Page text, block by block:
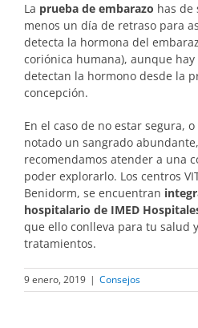
La prueba de embarazo has de
menos un día de retraso para
detecta la hormona del
coriónica humana), aunque
detectan la hormono desde la
concepción.
En el caso de no estar segura,
notado un sangrado
recomendamos atender a una
poder explorarlo. Los centros
Benidorm, se encuentran
hospitalario de IMED
que ello conlleva para tu salud
tratamientos.
9 enero, 2019 | Consejos